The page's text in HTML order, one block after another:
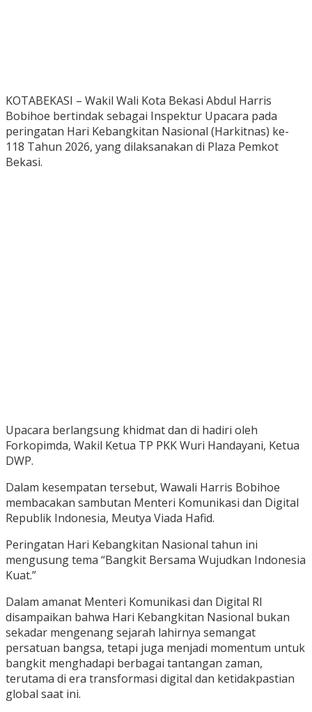
KOTABEKASI – Wakil Wali Kota Bekasi Abdul Harris
Bobihoe bertindak sebagai Inspektur Upacara pada
peringatan Hari Kebangkitan Nasional (Harkitnas) ke-
118 Tahun 2026, yang dilaksanakan di Plaza Pemkot
Bekasi.
Upacara berlangsung khidmat dan di hadiri oleh
Forkopimda, Wakil Ketua TP PKK Wuri Handayani, Ketua
DWP.
Dalam kesempatan tersebut, Wawali Harris Bobihoe
membacakan sambutan Menteri Komunikasi dan Digital
Republik Indonesia, Meutya Viada Hafid.
Peringatan Hari Kebangkitan Nasional tahun ini
mengusung tema “Bangkit Bersama Wujudkan Indonesia
Kuat.”
Dalam amanat Menteri Komunikasi dan Digital RI
disampaikan bahwa Hari Kebangkitan Nasional bukan
sekadar mengenang sejarah lahirnya semangat
persatuan bangsa, tetapi juga menjadi momentum untuk
bangkit menghadapi berbagai tantangan zaman,
terutama di era transformasi digital dan ketidakpastian
global saat ini.